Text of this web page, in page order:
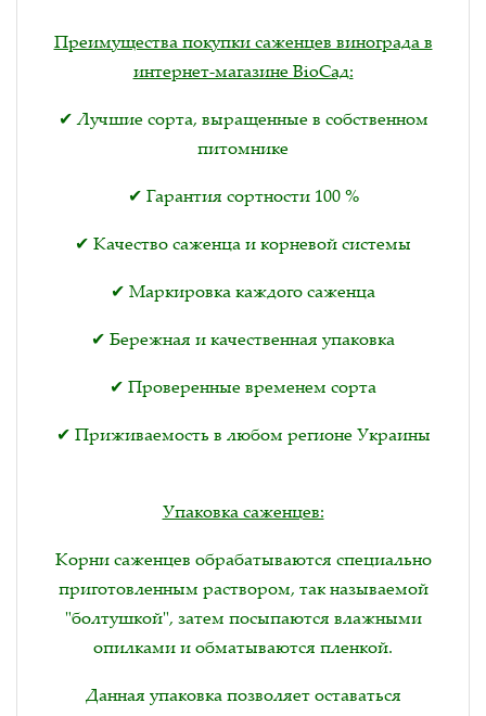
Преимущества покупки саженцев винограда в
интернет-магазине BioСад:
✔ Лучшие сорта, выращенные в собственном
питомнике
✔ Гарантия сортности 100 %
✔ Качество саженца и корневой системы
✔ Маркировка каждого саженца
✔ Бережная и качественная упаковка
✔ Проверенные временем сорта
✔ Приживаемость в любом регионе Украины
Упаковка саженцев:
Корни саженцев обрабатываются специально
приготовленным раствором, так называемой
"болтушкой", затем посыпаются влажными
опилками и обматываются пленкой.
Данная упаковка позволяет оставаться